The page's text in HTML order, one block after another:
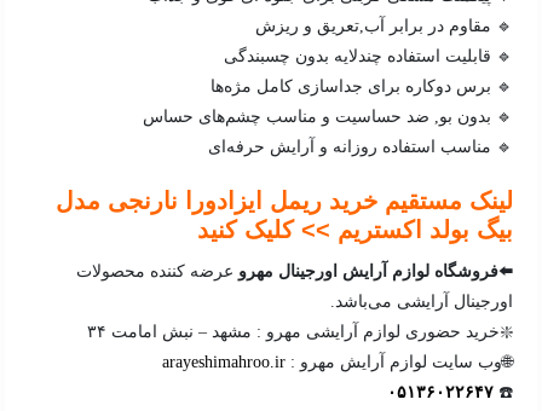
🔹 مقاوم در برابر آب,تعریق و ریزش
🔹 قابلیت استفاده چندلایه بدون چسبندگی
🔹 برس دوکاره برای جداسازی کامل مژه‌ها
🔹 بدون بو, ضد حساسیت و مناسب چشم‌های حساس
🔹 مناسب استفاده روزانه و آرایش حرفه‌ای
لینک مستقیم خرید ریمل ایزادورا نارنجی مدل
بیگ بولد اکستریم >> کلیک کنید
⬅️فروشگاه لوازم آرایش اورجینال مهرو عرضه کننده محصولات
اورجینال آرایشی می‌باشد.
❇️خرید حضوری لوازم آرایشی مهرو : مشهد – نبش امامت ۳۴
🌐وب سایت لوازم آرایش مهرو :arayeshimahroo.ir
☎️۰۵۱۳۶۰۲۲۶۴۷